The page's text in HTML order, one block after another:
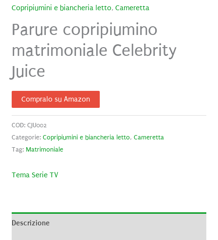
Copripiumini e biancheria letto, Cameretta
Parure copripiumino
matrimoniale Celebrity
Juice
Compralo su Amazon
COD: CJU002
Categorie: Copripiumini e biancheria letto, Cameretta
Tag: Matrimoniale
Tema Serie TV
Descrizione